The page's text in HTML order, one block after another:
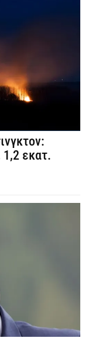
1,2 εκατ.